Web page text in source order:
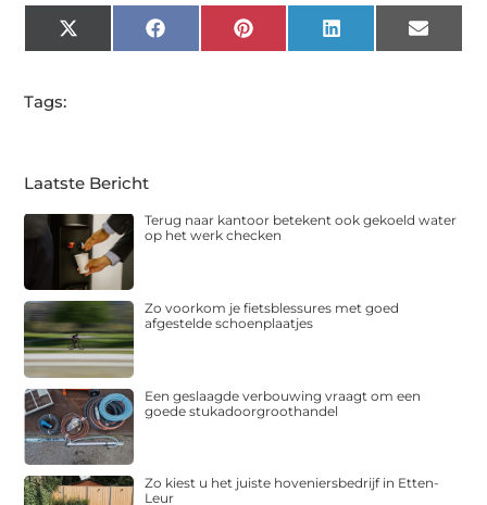
X
(Twitter)
FacebookPinterest LinkedIn Email
Tags:
Laatste Bericht
Terug naar kantoor betekent ook gekoeld water
op het werk checken
Zo voorkom je fietsblessures met goed
afgestelde schoenplaatjes
Een geslaagde verbouwing vraagt om een
goede stukadoorgroothandel
Zo kiest u het juiste hoveniersbedrijf in Etten-
Leur